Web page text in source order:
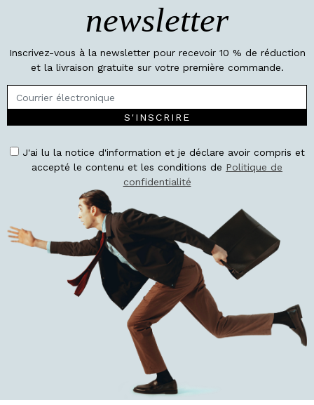
newsletter
Inscrivez-vous à la newsletter pour recevoir 10 % de réduction
et la livraison gratuite sur votre première commande.
S'INSCRIRE
J'ai lu la notice d'information et je déclare avoir compris et
accepté le contenu et les conditions de Politique de
confidentialité